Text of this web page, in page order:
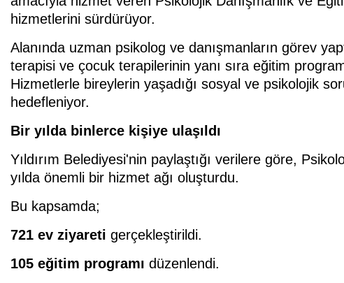
hizmetlerini sürdürüyor.
Alanında uzman psikolog ve danışmanların görev
terapisi ve çocuk terapilerinin yanı sıra eğitim
Hizmetlerle bireylerin yaşadığı sosyal ve psikolojik
hedefleniyor.
Bir yılda binlerce kişiye ulaşıldı
Yıldırım Belediyesi'nin paylaştığı verilere göre,
yılda önemli bir hizmet ağı oluşturdu.
Bu kapsamda;
721 ev ziyareti gerçekleştirildi.
105 eğitim programı düzenlendi.